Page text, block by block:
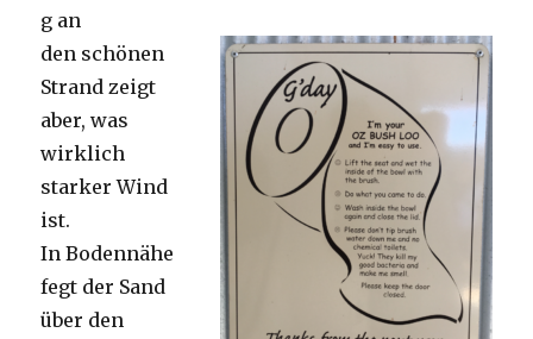
g an
den schönen
Strand zeigt
aber, was
wirklich
starker Wind
ist.
In Bodennähe
fegt der Sand
über den